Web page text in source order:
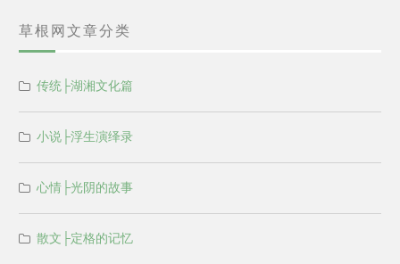
草根网文章分类
传统├湖湘文化篇
小说├浮生演绎录
心情├光阴的故事
散文├定格的记忆